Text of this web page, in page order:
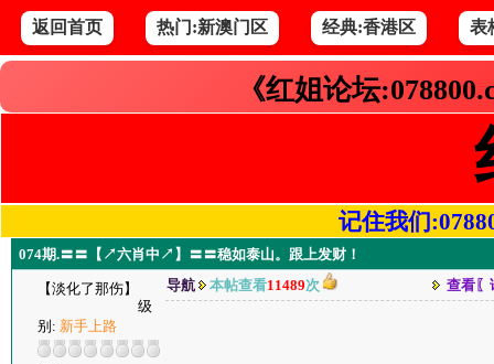
返回首页 热门:新澳门区 经典:香港区 表
《红姐论坛
记住我们
074期.〓〓【↗六肖中↗】〓〓稳如泰山。跟上发财！
【淡化了那伤】
级
别: 新手上路
导航 本帖查看11489次 查看〖